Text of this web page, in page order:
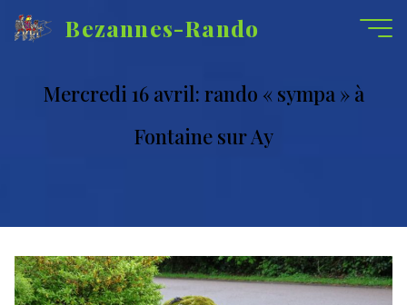
Aller
au
Bezannes-Rando
Mercredi 16 avril: rando « sympa » à
Fontaine sur Ay